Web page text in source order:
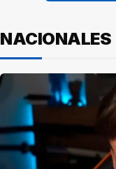
NACIONALES